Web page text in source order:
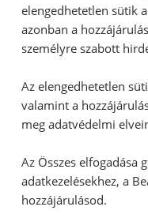
elengedhetetlen sütik
azonban a
személyre szabott
Az elengedhetetlen
valamint a
meg adatvédelmi
Az Összes elfogadása
adatkezelésekhez, a
hozzájárulásod.